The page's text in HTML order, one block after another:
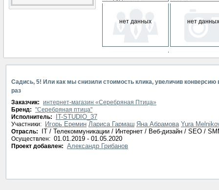
нет данных нет данных
нет данных
Садись, 5! Или как мы снизили стоимость клика, увеличив конверсию
раз
Заказчик: интернет-магазин «Серебряная Птица»
Бренд: "Серебряная птица"
Исполнитель:
IT-STUDIO_37
Участники: Игорь Еремин Лариса Гармаш Яна Абрамова Yura
Отрасль: IT / Телекоммуникации / Интернет / Веб-дизайн / SEO /
Осуществлен: 01.01.2019 - 01.05.2020
Проект добавлен: Александр Грибанов